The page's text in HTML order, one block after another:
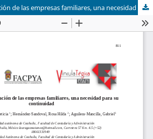
La profesionalización de las empresas familiares, una necesidad para su continuidad